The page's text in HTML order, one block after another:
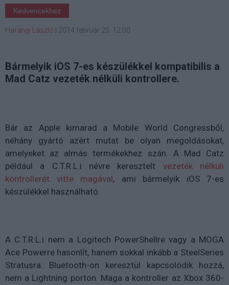
Kedvencekhez
Harangi László 2014 február 25. 12:00
Bármelyik iOS 7-es készülékkel kompatibilis a
Mad Catz vezeték nélküli kontrollere.
Bár az Apple kimarad a Mobile World Congressből,
néhány gyártó azért mutat be olyan megoldásokat,
amelyeket az almás termékekhez szán. A Mad Catz
például a C.T.R.L.i névre keresztelt vezeték nélküli
kontrollerét vitte magával, ami bármelyik iOS 7-es
készülékkel használható.
A C.T.R.L.i nem a Logitech PowerShellre vagy a MOGA
Ace Powerre hasonlít, hanem sokkal inkább a SteelSeries
Stratusra: Bluetooth-on keresztül kapcsolódik hozzá,
nem a Lightning porton. Maga a kontroller az Xbox 360-